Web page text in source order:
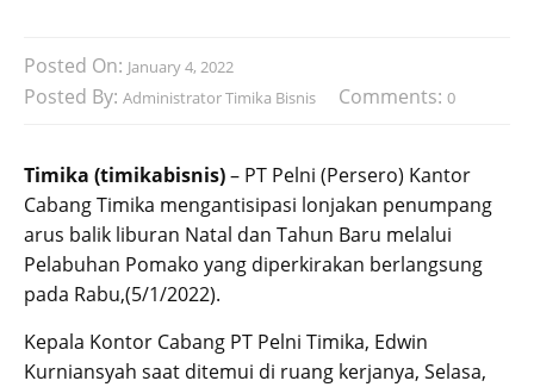
Posted On: January 4, 2022
Posted By: Administrator Timika Bisnis Comments: 0
Timika (timikabisnis)– PT Pelni (Persero) Kantor
Cabang Timika mengantisipasi lonjakan penumpang
arus balik liburan Natal dan Tahun Baru melalui
Pelabuhan Pomako yang diperkirakan berlangsung
pada Rabu,(5/1/2022).
Kepala Kontor Cabang PT Pelni Timika, Edwin
Kurniansyah saat ditemui di ruang kerjanya, Selasa,